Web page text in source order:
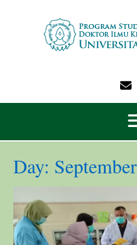
Day: